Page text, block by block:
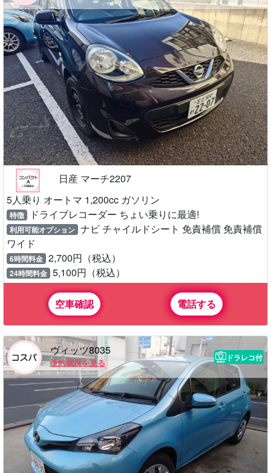
日産 マーチ2207
5人乗り オートマ 1,200cc ガソリン
特徴 ドライブレコーダー ちょい乗りに最適!
利用可能オプション ナビ チャイルドシート 免責補償 免責補償
ワイド
6時間料金 2,700円（税込）
24時間料金 5,100円（税込）
空車確認 電話する
ヴィッツ8035
予約状況を見る
ドラレコ付